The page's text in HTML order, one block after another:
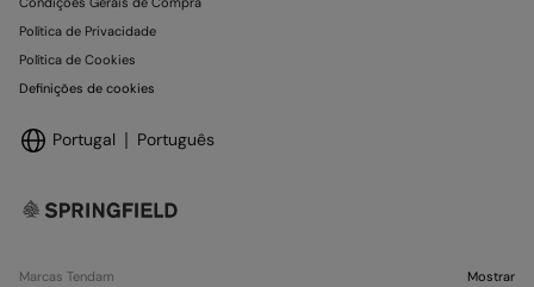
Política de Privacidade
Política de Cookies
Definições de cookies
Portugal Português
Marcas Tendam Mostrar